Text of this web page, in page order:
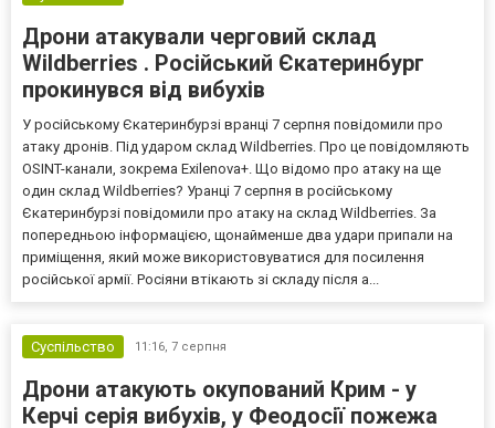
Дрони атакували черговий склад
Wildberries . Російський Єкатеринбург
прокинувся від вибухів
У російському Єкатеринбурзі вранці 7 серпня повідомили про
атаку дронів. Під ударом склад Wildberries. Про це повідомляють
OSINT-канали, зокрема Exilenova+. Що відомо про атаку на ще
один склад Wildberries? Уранці 7 серпня в російському
Єкатеринбурзі повідомили про атаку на склад Wildberries. За
попередньою інформацією, щонайменше два удари припали на
приміщення, який може використовуватися для посилення
російської армії. Росіяни втікають зі складу після а...
Суспільство 11:16, 7 серпня
Дрони атакують окупований Крим - у
Керчі серія вибухів, у Феодосії пожежа